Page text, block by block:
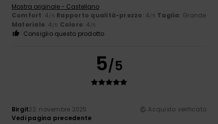
Mostra originale - Castellano
Comfort: 4/5 Rapporto qualità-prezzo: 4/5 Taglia: Grande
Materiale: 4/5 Colore: 4/5
Consiglio questo prodotto
5/5
Birgit22. novembre 2025
Acquisto verificato
Vedi pagina precedente